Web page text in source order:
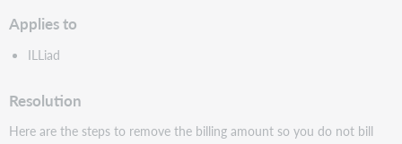
Applies to
ILLiad
Resolution
Here are the steps to remove the billing amount so you do not bill